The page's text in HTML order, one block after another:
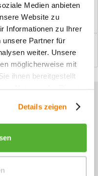
Medien anbieten
Website zu
Informationen zu Ihrer
unsere Partner für
weiter. Unsere
möglicherweise mit
ihnen bereitgestellt
Details zeigen
konfigurieren und
diskutieren...mehr
unseren
- Do, 09:00 - 16:00 Uhr
Fr, 09:00 - 13:00 Uhr